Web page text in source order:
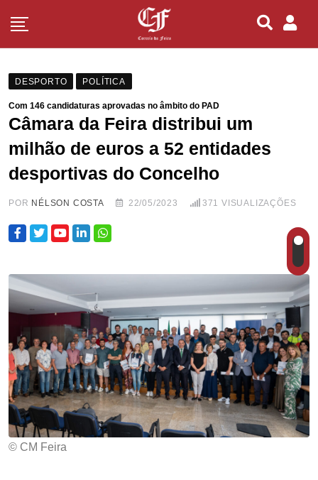
DESPORTO POLÍTICA
Com 146 candidaturas aprovadas no âmbito do PAD
Câmara da Feira distribui um
milhão de euros a 52 entidades
desportivas do Concelho
POR NÉLSON COSTA 22/05/2023 371 VISUALIZAÇÕES
© CM Feira